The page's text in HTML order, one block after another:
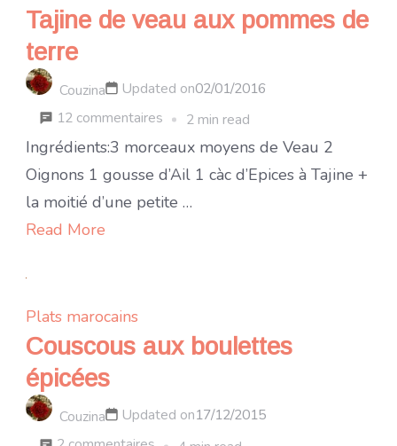
hachée)
Tajine de veau aux pommes de
terre
Couzina Updated on02/01/2016
12 commentaires sur
Tajine
de
veau
2 min read
Ingrédients:3 morceaux moyens de Veau 2
Oignons 1 gousse d’Ail 1 càc d’Epices à Tajine +
la moitié d’une petite …
Read More
Plats marocains
Couscous aux boulettes
épicées
Couzina Updated on17/12/2015